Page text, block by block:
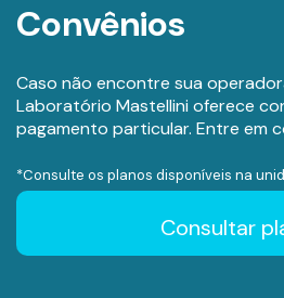
Convênios
Caso não encontre sua
Laboratório Mastellini oferece
pagamento particular. Entre em
*Consulte os planos disponíveis na
Consultar